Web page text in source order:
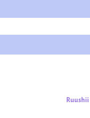
Ruushii